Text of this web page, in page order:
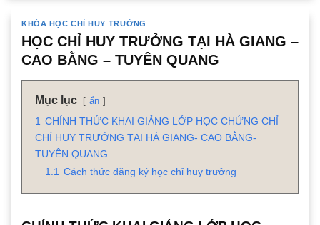
KHÓA HỌC CHỈ HUY TRƯỞNG
HỌC CHỈ HUY TRƯỞNG TẠI HÀ GIANG –
CAO BẰNG – TUYÊN QUANG
Mục lục ẩn
1 CHÍNH THỨC KHAI GIẢNG LỚP HỌC CHỨNG CHỈ
CHỈ HUY TRƯỞNG TẠI HÀ GIANG- CAO BẰNG-
TUYÊN QUANG
1.1 Cách thức đăng ký học chỉ huy trưởng